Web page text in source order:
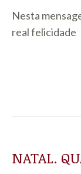
Nesta
real felicidade
DE
NATAL.